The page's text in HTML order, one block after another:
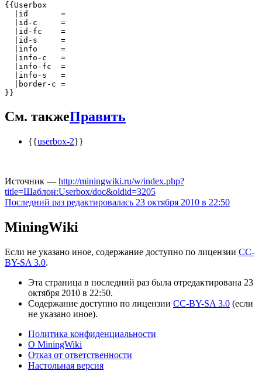
{{Userbox
  |id       =
  |id-c     =
  |id-fc    =
  |id-s     =
  |info     =
  |info-c   =
  |info-fc  =
  |info-s   =
  |border-c =
}}
См. такжеПравить
{{userbox-2}}
Источник — http://miningwiki.ru/w/index.php?
title=Шаблон:Userbox/doc&oldid=3205
Последний раз редактировалась 23 октября 2010 в 22:50
MiningWiki
Если не указано иное, содержание доступно по лицензии CC-
BY-SA 3.0.
Эта страница в последний раз была отредактирована 23
октября 2010 в 22:50.
Содержание доступно по лицензии CC-BY-SA 3.0 (если
не указано иное).
Политика конфиденциальности
О MiningWiki
Отказ от ответственности
Настольная версия